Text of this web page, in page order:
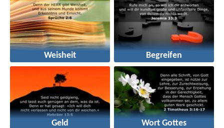
Weisheit Begreifen
Geld Wort Gottes